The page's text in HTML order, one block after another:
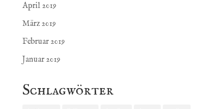
April 2019
März 2019
Februar 2019
Januar 2019
Schlagwörter